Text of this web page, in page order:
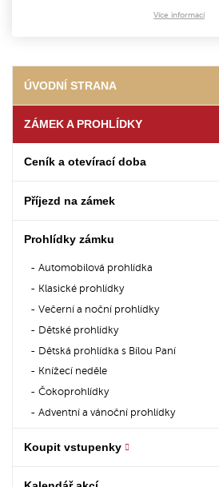
Více informací
ÚVODNÍ STRANA
ZÁMEK A PROHLÍDKY
Ceník a otevírací doba
Příjezd na zámek
Prohlídky zámku
Automobilová prohlídka
Klasické prohlídky
Večerní a noční prohlídky
Dětské prohlídky
Dětská prohlídka s Bílou Paní
Knížecí neděle
Čokoprohlídky
Adventní a vánoční prohlídky
Koupit vstupenky